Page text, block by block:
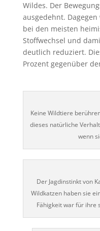
Wildes. Der
ausgedehnt.
bei den meisten
Stoffwechsel und
deutlich reduziert.
Prozent gegenüber
Keine Wildtiere
dieses natürliche
wenn
Der Jagdinstinkt von
Wildkatzen haben sie
Fähigkeit war für ihre